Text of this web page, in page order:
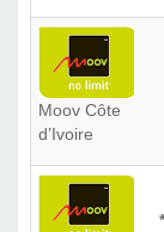
Moov Côte
d’Ivoire